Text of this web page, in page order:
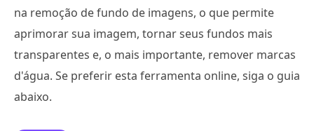
na remoção de fundo de imagens, o que permite
aprimorar sua imagem, tornar seus fundos mais
transparentes e, o mais importante, remover marcas
d'água. Se preferir esta ferramenta online, siga o guia
abaixo.